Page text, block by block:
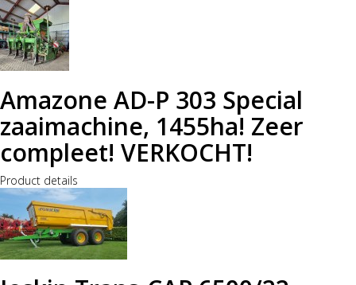
Amazone AD-P 303 Special
zaaimachine, 1455ha! Zeer
compleet! VERKOCHT!
Product details